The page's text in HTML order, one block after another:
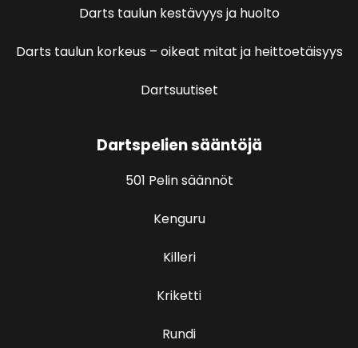
Darts taulun kestävyys ja huolto
Darts taulun korkeus – oikeat mitat ja heittoetäisyys
Dartsuutiset
Dartspelien sääntöjä
501 Pelin säännöt
Kenguru
Killeri
Kriketti
Rundi